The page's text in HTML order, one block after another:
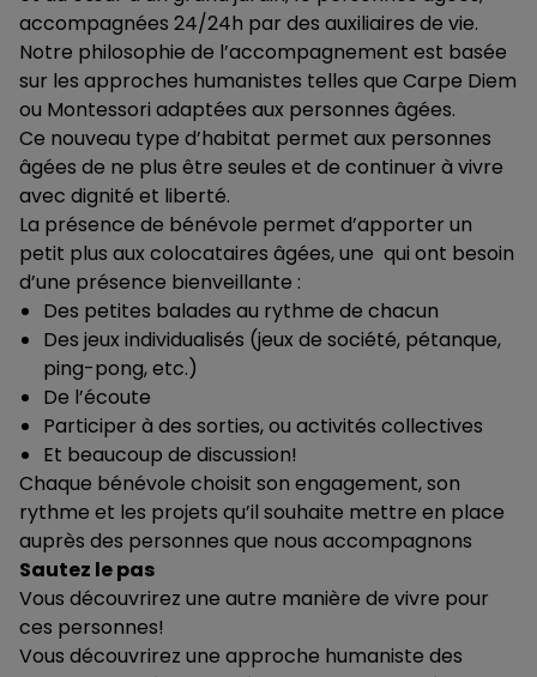
accompagnées 24/24h par des auxiliaires de vie.
Notre philosophie de l’accompagnement est basée
sur les approches humanistes telles que Carpe Diem
ou Montessori adaptées aux personnes âgées.
Ce nouveau type d’habitat permet aux personnes
âgées de ne plus être seules et de continuer à vivre
avec dignité et liberté.
La présence de bénévole permet d’apporter un
petit plus aux colocataires âgées, une qui ont besoin
d’une présence bienveillante :
Des petites balades au rythme de chacun
Des jeux individualisés (jeux de société, pétanque,
ping-pong, etc.)
De l’écoute
Participer à des sorties, ou activités collectives
Et beaucoup de discussion!
Chaque bénévole choisit son engagement, son
rythme et les projets qu’il souhaite mettre en place
auprès des personnes que nous accompagnons
Sautez le pas
Vous découvrirez une autre manière de vivre pour
ces personnes!
Vous découvrirez une approche humaniste des